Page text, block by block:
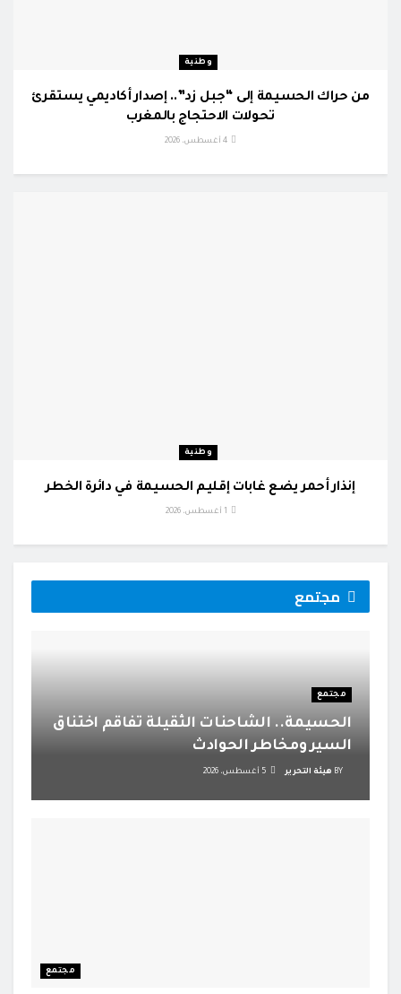
وطنية
من حراك الحسيمة إلى “جبل زد”.. إصدار أكاديمي يستقرئ
تحولات الاحتجاج بالمغرب
وطنية
إنذار أحمر يضع غابات إقليم الحسيمة في دائرة الخطر
مجتمع
مجتمع
الحسيمة.. الشاحنات الثقيلة تفاقم اختناق
السير ومخاطر الحوادث
BY هيئة التحرير
مجتمع